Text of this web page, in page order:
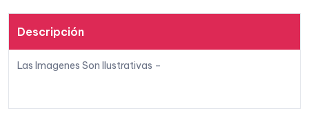
Descripción
Las Imagenes Son Ilustrativas –